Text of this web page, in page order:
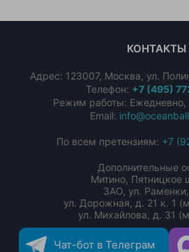
КОНТАКТЫ
Адрес: 123007, Москва, ул.
Телефон: +7 (495)
Режим работы: Ежедневно,
Email:
По всем претензиям: +7
Дополнительные
Митино, Пятницкое
ЗАО, ул.
ул. Дорожная, д. 21 к. 1
ул. Михайлова, д. 31
Чат-бот в Телеграм